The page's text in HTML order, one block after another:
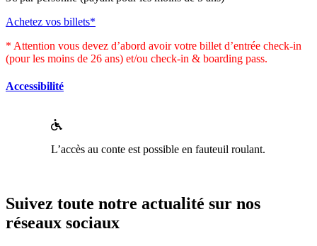
Achetez vos billets*
* Attention vous devez d’abord avoir votre billet d’entrée check-in
(pour les moins de 26 ans) et/ou check-in & boarding pass.
Accessibilité
L’accès au conte est possible en fauteuil roulant.
Suivez toute notre actualité sur nos
réseaux sociaux